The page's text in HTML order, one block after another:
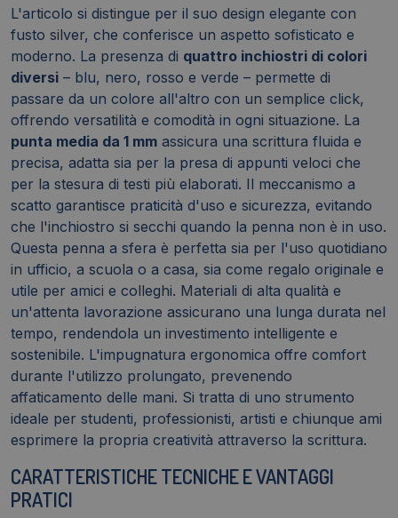
L'articolo si distingue per il suo design elegante con
fusto silver, che conferisce un aspetto sofisticato e
moderno. La presenza di quattro inchiostri di colori
diversi – blu, nero, rosso e verde – permette di
passare da un colore all'altro con un semplice click,
offrendo versatilità e comodità in ogni situazione. La
punta media da 1 mm assicura una scrittura fluida e
precisa, adatta sia per la presa di appunti veloci che
per la stesura di testi più elaborati. Il meccanismo a
scatto garantisce praticità d'uso e sicurezza, evitando
che l'inchiostro si secchi quando la penna non è in uso.
Questa penna a sfera è perfetta sia per l'uso quotidiano
in ufficio, a scuola o a casa, sia come regalo originale e
utile per amici e colleghi. Materiali di alta qualità e
un'attenta lavorazione assicurano una lunga durata nel
tempo, rendendola un investimento intelligente e
sostenibile. L'impugnatura ergonomica offre comfort
durante l'utilizzo prolungato, prevenendo
affaticamento delle mani. Si tratta di uno strumento
ideale per studenti, professionisti, artisti e chiunque ami
esprimere la propria creatività attraverso la scrittura.
CARATTERISTICHE TECNICHE E VANTAGGI
PRATICI